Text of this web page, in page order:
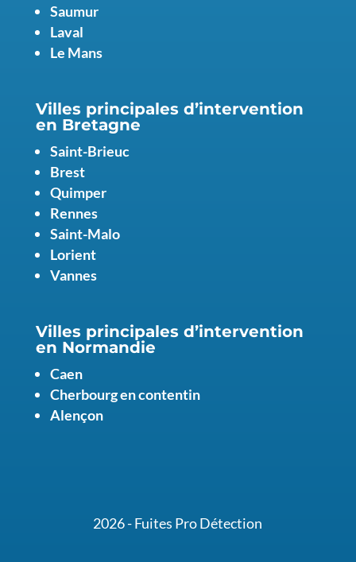
Saumur
Laval
Le Mans
Villes principales d’intervention
en Bretagne
Saint-Brieuc
Brest
Quimper
Rennes
Saint-Malo
Lorient
Vannes
Villes principales d’intervention
en Normandie
Caen
Cherbourg en contentin
Alençon
2026 - Fuites Pro Détection